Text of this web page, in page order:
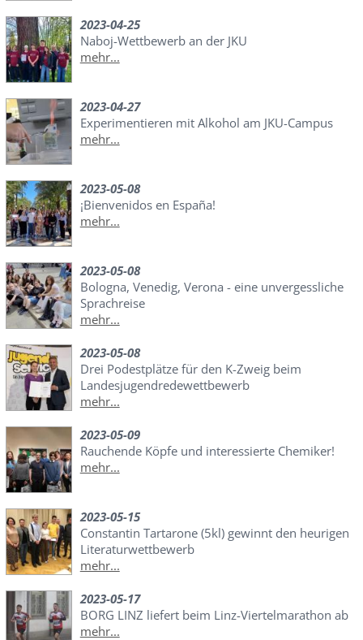
2023-04-25
Naboj-Wettbewerb an der JKU
mehr...
2023-04-27
Experimentieren mit Alkohol am JKU-Campus
mehr...
2023-05-08
¡Bienvenidos en España!
mehr...
2023-05-08
Bologna, Venedig, Verona - eine unvergessliche
Sprachreise
mehr...
2023-05-08
Drei Podestplätze für den K-Zweig beim
Landesjugendredewettbewerb
mehr...
2023-05-09
Rauchende Köpfe und interessierte Chemiker!
mehr...
2023-05-15
Constantin Tartarone (5kl) gewinnt den heurigen
Literaturwettbewerb
mehr...
2023-05-17
BORG LINZ liefert beim Linz-Viertelmarathon ab
mehr...